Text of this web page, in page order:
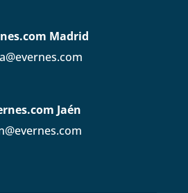
Madrid
Jaén